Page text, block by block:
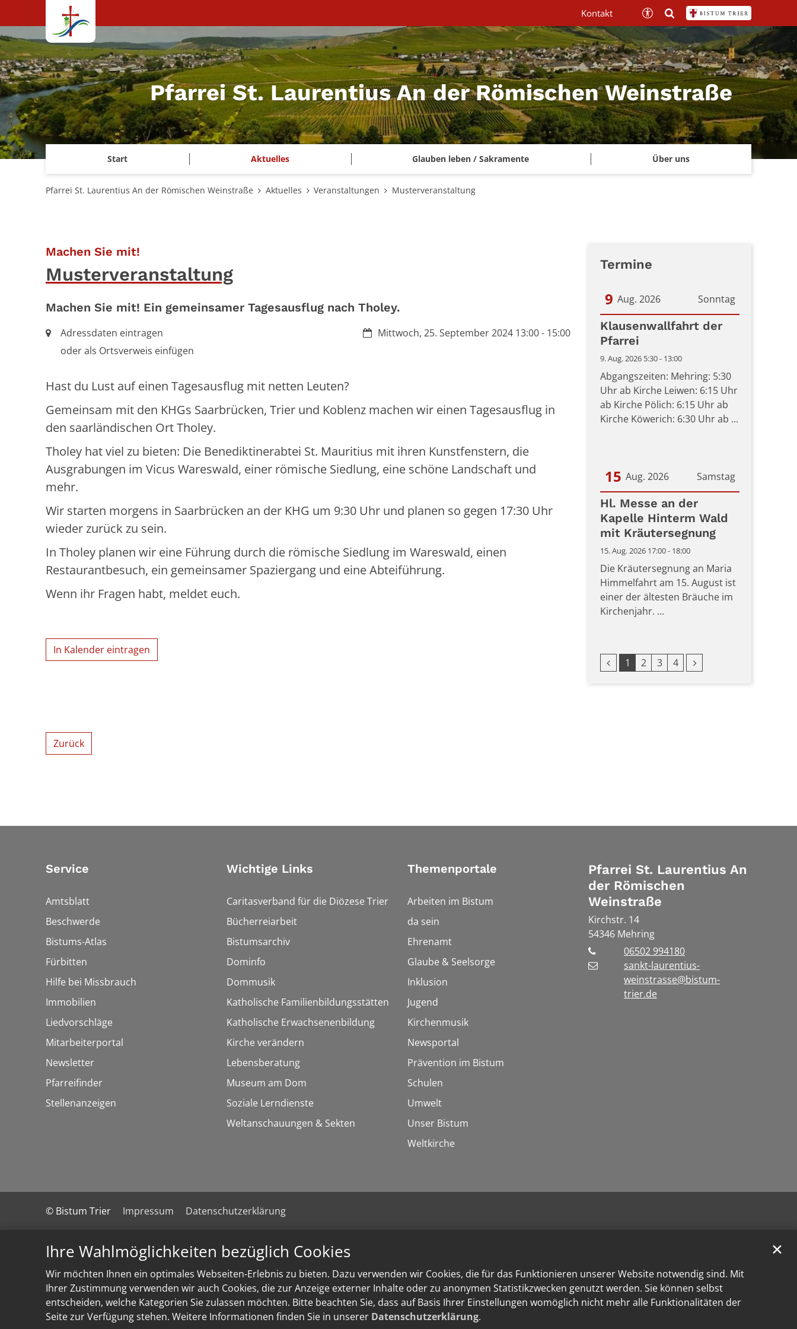
Ihre Wahlmöglichkeiten bezüglich Cookies
Wir möchten Ihnen ein optimales Webseiten-Erlebnis zu bieten. Dazu verwenden wir Cookies, die für das Funktionieren unserer Website notwendig sind. Mit
Ihrer Zustimmung verwenden wir auch Cookies, die zur Anzeige externer Inhalte oder zu anonymen Statistikzwecken genutzt werden. Sie können selbst
entscheiden, welche Kategorien Sie zulassen möchten. Bitte beachten Sie, dass auf Basis Ihrer Einstellungen womöglich nicht mehr alle Funktionalitäten der
Seite zur Verfügung stehen. Weitere Informationen finden Sie in unserer Datenschutzerklärung.
✕
Zum Inhalt springen
Pfarrei St. Laurentius An der Römischen Weinstraße
Start Aktuelles Glauben leben / Sakramente Über uns
Kontakt
Pfarrei St. Laurentius An der Römischen Weinstraße Aktuelles Veranstaltungen Musterveranstaltung
Machen Sie mit!
Musterveranstaltung
Machen Sie mit! Ein gemeinsamer Tagesausflug nach Tholey.
Datum:Mittwoch, 25. September 2024 13:00 - 15:00
Ort:Adressdaten eintragen
oder als Ortsverweis einfügen
Hast du Lust auf einen Tagesausflug mit netten Leuten?
Gemeinsam mit den KHGs Saarbrücken, Trier und Koblenz machen wir einen Tagesausflug in
den saarländischen Ort Tholey.
Tholey hat viel zu bieten: Die Benediktinerabtei St. Mauritius mit ihren Kunstfenstern, die
Ausgrabungen im Vicus Wareswald, einer römische Siedlung, eine schöne Landschaft und
mehr.
Wir starten morgens in Saarbrücken an der KHG um 9:30 Uhr und planen so gegen 17:30 Uhr
wieder zurück zu sein.
In Tholey planen wir eine Führung durch die römische Siedlung im Wareswald, einen
Restaurantbesuch, ein gemeinsamer Spaziergang und eine Abteiführung.
Wenn ihr Fragen habt, meldet euch.
In Kalender eintragen
Termine
Sonntag
9 Aug. 2026
Datum: 9. August 2026
Klausenwallfahrt der
Pfarrei
9. Aug. 2026 5:30 - 13:00
Abgangszeiten: Mehring: 5:30
Uhr ab Kirche Leiwen: 6:15 Uhr
ab Kirche Pölich: 6:15 Uhr ab
Kirche Köwerich: 6:30 Uhr ab ...
Samstag
15 Aug. 2026
Datum: 15. August 2026
Hl. Messe an der
Kapelle Hinterm Wald
mit Kräutersegnung
15. Aug. 2026 17:00 - 18:00
Die Kräutersegnung an Maria
Himmelfahrt am 15. August ist
einer der ältesten Bräuche im
Kirchenjahr. ...
Vorherige Seite
1 2 3 4 Nächste Seite
Zurück
Service
Amtsblatt
Beschwerde
Bistums-Atlas
Fürbitten
Hilfe bei Missbrauch
Immobilien
Liedvorschläge
Mitarbeiterportal
Newsletter
Pfarreifinder
Stellenanzeigen
Wichtige Links
Caritasverband für die Diözese Trier
Bücherreiarbeit
Bistumsarchiv
Dominfo
Dommusik
Katholische Familienbildungsstätten
Katholische Erwachsenenbildung
Kirche verändern
Lebensberatung
Museum am Dom
Soziale Lerndienste
Weltanschauungen & Sekten
Themenportale
Arbeiten im Bistum
da sein
Ehrenamt
Glaube & Seelsorge
Inklusion
Jugend
Kirchenmusik
Newsportal
Prävention im Bistum
Schulen
Umwelt
Unser Bistum
Weltkirche
Pfarrei St. Laurentius An
der Römischen
Weinstraße
Kirchstr. 14
54346 Mehring
06502 994180
sankt-laurentius-
weinstrasse@bistum-
trier.de
© Bistum Trier Impressum Datenschutzerklärung